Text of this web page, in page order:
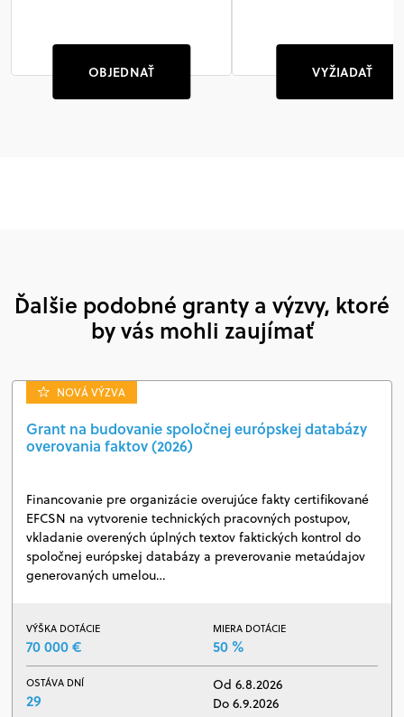
OBJEDNAŤ VYŽIADAŤ
Ďalšie podobné granty a výzvy, ktoré
by vás mohli zaujímať
NOVÁ VÝZVA
Grant na budovanie spoločnej európskej databázy
overovania faktov (2026)
Financovanie pre organizácie overujúce fakty certifikované
EFCSN na vytvorenie technických pracovných postupov,
vkladanie overených úplných textov faktických kontrol do
spoločnej európskej databázy a preverovanie metaúdajov
generovaných umelou…
VÝŠKA DOTÁCIE
70 000 €
MIERA DOTÁCIE
50 %
OSTÁVA DNÍ
29
Od 6.8.2026
Do 6.9.2026